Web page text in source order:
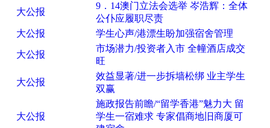
大公报
9．14澳门立法会选举 岑浩辉：全体
公仆应履职尽责
大公报
学生心声/港漂生盼加强宿舍管理
大公报
市场潜力/投资者入市 全幢酒店成交
旺
大公报
效益显著/进一步拆墙松绑 业主学生
双赢
大公报
施政报告前瞻/“留学香港”魅力大 留
学生一宿难求 专家倡商地旧商厦可